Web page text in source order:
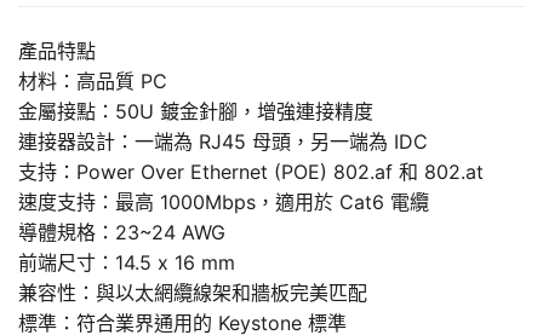
產品特點
材料：高品質 PC
金屬接點：50U 鍍金針腳，增強連接精度
連接器設計：一端為 RJ45 母頭，另一端為 IDC
支持：Power Over Ethernet (POE) 802.af 和 802.at
速度支持：最高 1000Mbps，適用於 Cat6 電纜
導體規格：23~24 AWG
前端尺寸：14.5 x 16 mm
兼容性：與以太網纜線架和牆板完美匹配
標準：符合業界通用的 Keystone 標準